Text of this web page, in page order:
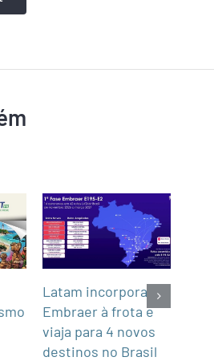
Latam incorpora
Embraer à frota e
viaja para 4 novos
destinos no Brasil